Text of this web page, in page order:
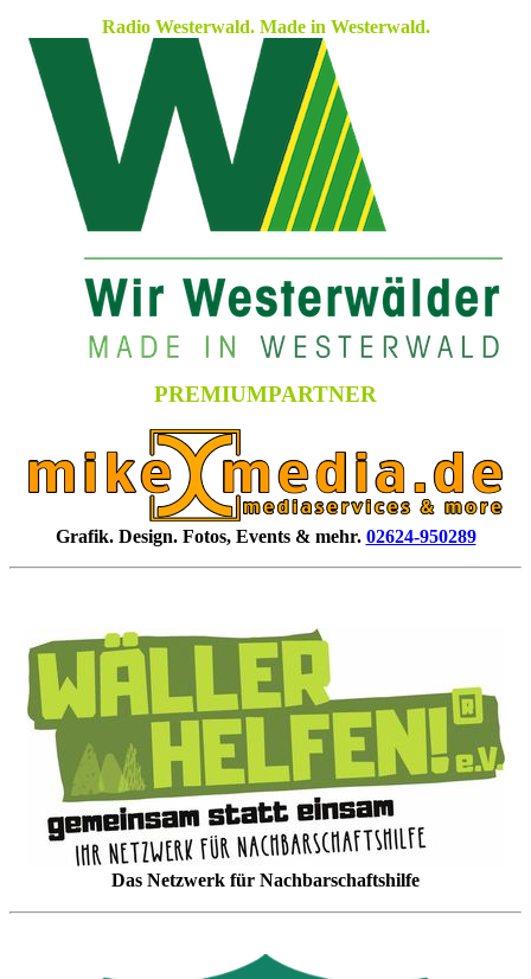
Radio Westerwald. Made in Westerwald.
PREMIUMPARTNER
Grafik. Design. Fotos, Events & mehr. 02624-950289
Das Netzwerk für Nachbarschaftshilfe